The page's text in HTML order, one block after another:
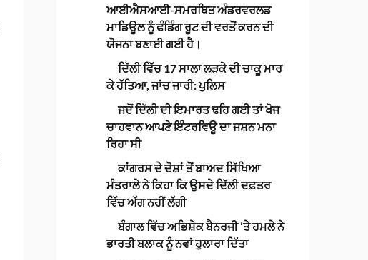
ਆਈਐਸਆਈ-ਸਮਰਥਿਤ ਅੰਡਰਵਰਲਡ
ਮਾਡਿਊਲ ਨੂੰ ਫੰਡਿੰਗ ਰੂਟ ਦੀ ਵਰਤੋਂ ਕਰਨ ਦੀ
ਯੋਜਨਾ ਬਣਾਈ ਗਈ ਹੈ।
ਦਿੱਲੀ ਵਿੱਚ 17 ਸਾਲਾ ਲੜਕੇ ਦੀ ਚਾਕੂ ਮਾਰ
ਕੇ ਹੱਤਿਆ, ਜਾਂਚ ਜਾਰੀ: ਪੁਲਿਸ
ਜਦੋਂ ਦਿੱਲੀ ਦੀ ਇਮਾਰਤ ਢਹਿ ਗਈ ਤਾਂ ਖੋਜ
ਚਾਹਵਾਨ ਆਪਣੇ ਇੰਟਰਵਿਊ ਦਾ ਜਸ਼ਨ ਮਨਾ
ਰਿਹਾ ਸੀ
ਕਾਂਗਰਸ ਦੇ ਦੋਸ਼ਾਂ ਤੋਂ ਬਾਅਦ ਸਿੱਖਿਆ
ਮੰਤਰਾਲੇ ਨੇ ਕਿਹਾ ਕਿ ਉਸਦੇ ਦਿੱਲੀ ਦਫ਼ਤਰ
ਵਿੱਚ ਅੱਗ ਨਹੀਂ ਲੱਗੀ
ਬੰਗਾਲ ਵਿੱਚ ਅਭਿਸ਼ੇਕ ਬੈਨਰਜੀ ‘ਤੇ ਹਮਲੇ ਨੇ
ਭਾਰਤੀ ਬਲਾਕ ਨੂੰ ਨਵਾਂ ਹੁਲਾਰਾ ਦਿੱਤਾ